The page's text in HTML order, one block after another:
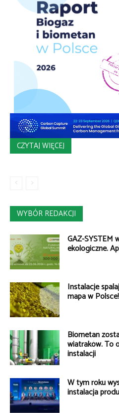
CZYTAJ WIĘCEJ
WYBÓR REDAKCJI
GAZ-SYSTEM
ekologiczne.
Instalacje
mapa w Polsce!
Biometan
wiatraków. To
instalacji
W tym roku
instalacja